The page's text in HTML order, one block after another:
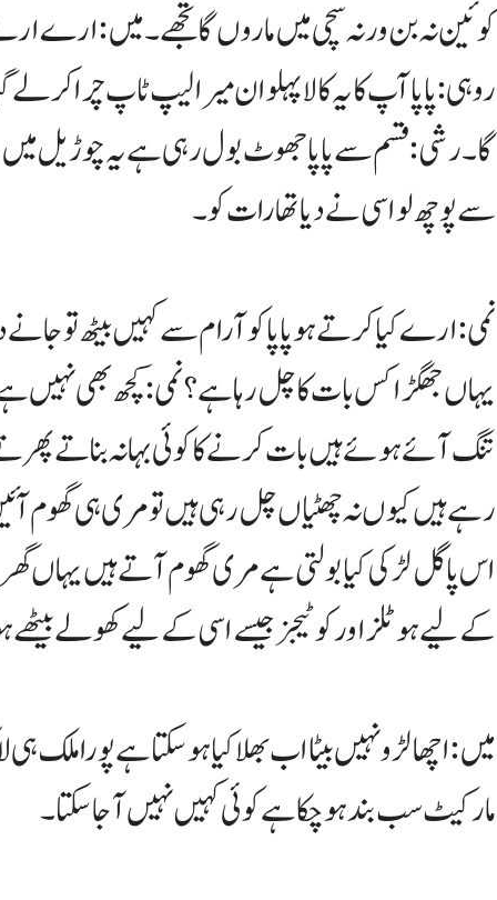
کوئین نہ بن ورنہ سچی میں ماروں گا تجھے۔ میں:ارے
روہی:پاپا آپ کا یہ کالا پہلوان میرا لیپ ٹاپ چرا کر
گا۔ رشی:قسم سے پاپا جھوٹ بول رہی ہے یہ چوڑیل
سے پوچھ لو اسی نے دیا تھا رات کو۔
نمی: ارے کیا کرتے ہو پاپا کو آرام سے کہیں بیٹھ تو جانے
یہاں جھگڑا کس بات کا چل رہا ہے؟ نمی:کچھ بھی نہیں ہے
تنگ آئے ہوئے ہیں بات کرنے کا کوئی بہانہ بناتے
رہے ہیں کیوں نہ چھٹیاں چل رہی ہیں تو مری ہی گھوم
اس پاگل لڑکی کیا بولتی ہے مری گھوم آتے ہیں یہاں
کے لیے ہوٹلز اور کوٹیجز جیسے اسی کے لیے کھولے
میں: اچھا لڑو نہیں بیٹا اب بھلا کیا ہو سکتا ہے پورا
مارکیٹ سب بند ہو چکا ہے کوئی کہیں نہیں آ جا سکتا۔